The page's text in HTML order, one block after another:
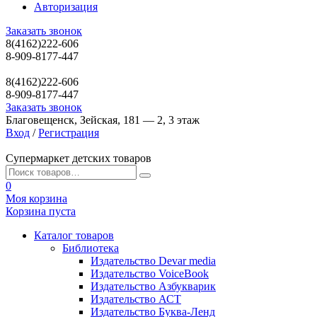
Авторизация
Заказать звонок
8(4162)222-606
8-909-8177-447
8(4162)222-606
8-909-8177-447
Заказать звонок
Благовещенск, Зейская, 181 — 2, 3 этаж
Вход / Регистрация
Супермаркет детских товаров
0
Моя корзина
Корзина пуста
Каталог товаров
Библиотека
Издательство Devar media
Издательство VoiceBook
Издательство Азбукварик
Издательство АСТ
Издательство Буква-Ленд